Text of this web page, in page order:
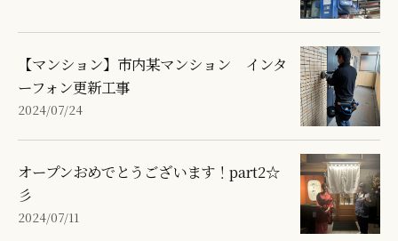
【マンション】市内某マンション インタ
ーフォン更新工事
2024/07/24
オープンおめでとうございます！part2☆
彡
2024/07/11